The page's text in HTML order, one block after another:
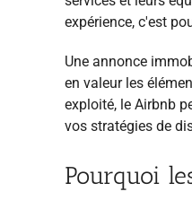
expérience, c'est
Une annonce
en valeur les
exploité, le Airbnb
vos stratégies de
Pourquoi